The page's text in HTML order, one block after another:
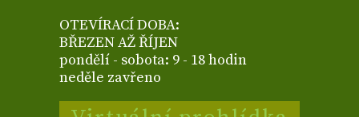
OTEVÍRACÍ DOBA:
BŘEZEN AŽ ŘÍJEN
pondělí - sobota: 9 - 18 hodin
neděle zavřeno